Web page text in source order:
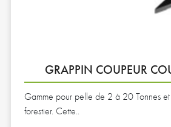
GRAPPIN COUPEUR
Gamme pour pelle de 2 à 20 Tonnes
forestier. Cette..